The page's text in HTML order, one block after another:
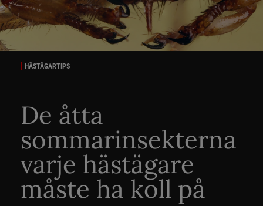
HÄSTÄGARTIPS
De åtta
sommarinsekterna
varje hästägare
måste ha koll på